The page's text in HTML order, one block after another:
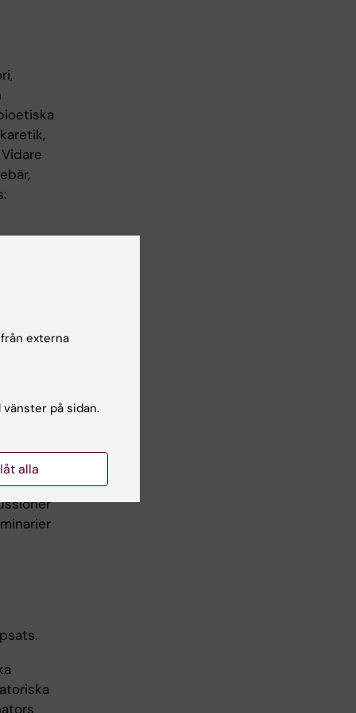
etik
externa
på sidan.
alla